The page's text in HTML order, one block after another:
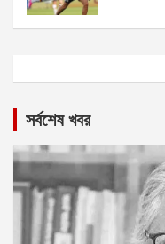
সর্বশেষ খবর